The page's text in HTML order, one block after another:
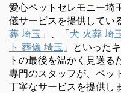
愛心ペットセレモニー埼
儀サービスを提供してい
葬 埼玉 」、「犬 火葬 埼
ト 葬儀 埼玉 」といった
トの最後を温かく見送る
専門のスタッフが、ペッ
丁寧なサービスを提供し